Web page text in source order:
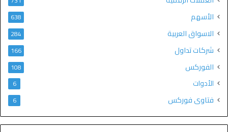
الأسهم 638
الاسواق العربية 284
شركات تداول 166
الفوركس 108
الأدوات 6
فتاوى فوركس 6